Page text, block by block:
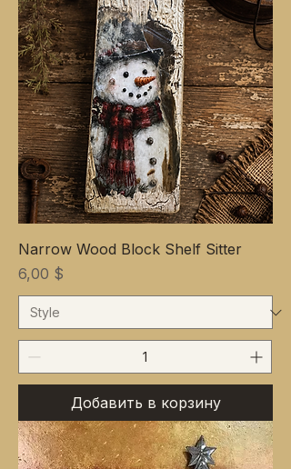
Narrow Wood Block Shelf Sitter
Цена
6,00 $
Добавить в корзину